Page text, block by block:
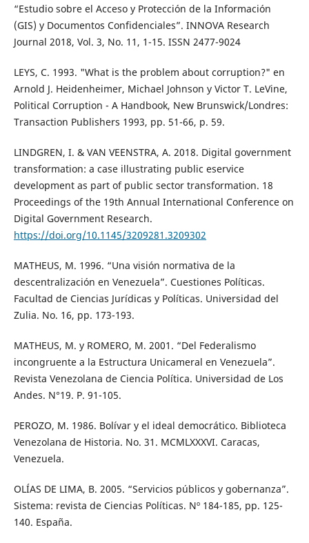
“Estudio sobre el Acceso y Protección de la Información
(GIS) y Documentos Confidenciales”. INNOVA Research
Journal 2018, Vol. 3, No. 11, 1-15. ISSN 2477-9024
LEYS, C. 1993. "What is the problem about corruption?" en
Arnold J. Heidenheimer, Michael Johnson y Victor T. LeVine,
Political Corruption - A Handbook, New Brunswick/Londres:
Transaction Publishers 1993, pp. 51-66, p. 59.
LINDGREN, I. & VAN VEENSTRA, A. 2018. Digital government
transformation: a case illustrating public eservice
development as part of public sector transformation. 18
Proceedings of the 19th Annual International Conference on
Digital Government Research.
https://doi.org/10.1145/3209281.3209302
MATHEUS, M. 1996. “Una visión normativa de la
descentralización en Venezuela”. Cuestiones Políticas.
Facultad de Ciencias Jurídicas y Políticas. Universidad del
Zulia. No. 16, pp. 173-193.
MATHEUS, M. y ROMERO, M. 2001. “Del Federalismo
incongruente a la Estructura Unicameral en Venezuela”.
Revista Venezolana de Ciencia Política. Universidad de Los
Andes. N°19. P. 91-105.
PEROZO, M. 1986. Bolívar y el ideal democrático. Biblioteca
Venezolana de Historia. No. 31. MCMLXXXVI. Caracas,
Venezuela.
OLÍAS DE LIMA, B. 2005. “Servicios públicos y gobernanza”.
Sistema: revista de Ciencias Políticas. Nº 184-185, pp. 125-
140. España.